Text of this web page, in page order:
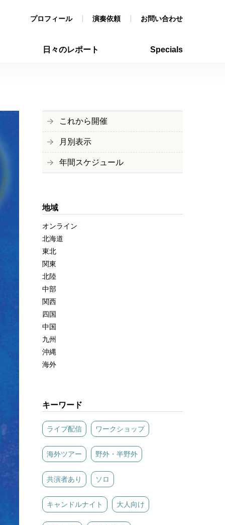
プロフィール 演奏依頼 お問い合わせ
日々のレポート Specials
これから開催
月別表示
年間スケジュール
地域
オンライン
北海道
東北
関東
北陸
中部
関西
四国
中国
九州
沖縄
海外
キーワード
ライブ配信 ワークショップ
海外ツアー 野外・半野外
共演者あり ソロ
キャンドルナイト 大人向け